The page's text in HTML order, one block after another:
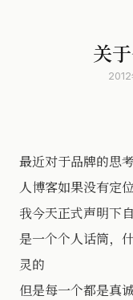
关
最近对于品牌的思
人博客如果没有定
我今天正式声明下
是一个个人话筒，
灵的
但是每一个都是真诚